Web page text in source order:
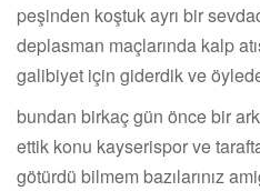
peşinden koştuk ayrı bir
deplasman maçlarında kalp
galibiyet için giderdik ve
bundan birkaç gün önce bir
ettik konu kayserispor ve
götürdü bilmem bazılarınız